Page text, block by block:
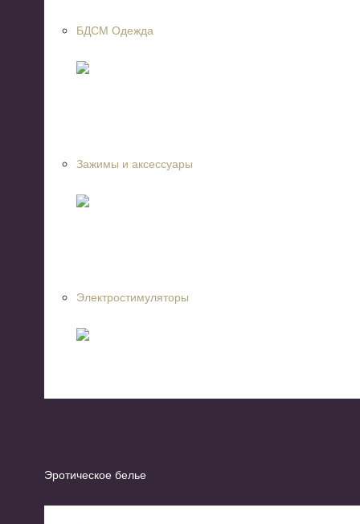
БДСМ Одежда
Зажимы и аксессуары
Электростимуляторы
Эротическое белье